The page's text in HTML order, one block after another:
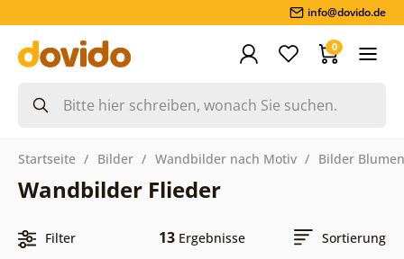
info@dovido.de
0
Startseite Bilder Wandbilder nach Motiv Bilder Blumen
Wandbilder Flieder
Filter 13 Ergebnisse Sortierung